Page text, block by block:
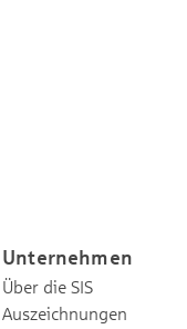
Unternehmen
Über die SIS
Auszeichnungen